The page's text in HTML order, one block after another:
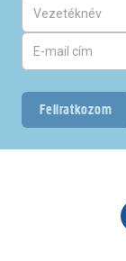
Feliratkozom